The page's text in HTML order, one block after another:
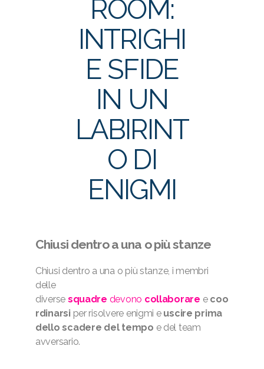
ROOM:
INTRIGHI
E SFIDE
IN UN
LABIRINT
O DI
ENIGMI
Chiusi dentro a una o più stanze
Chiusi dentro a una o più stanze, i membri
delle
diverse squadre devono collaborare e coo
rdinarsiper risolvere enigmi e uscire prima
dello scadere del tempo e del team
avversario.